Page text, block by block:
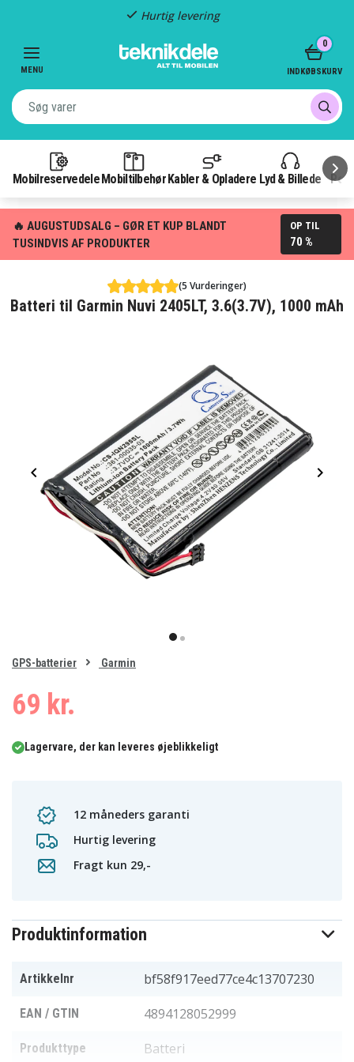
Hurtig levering
MENU
Mobilreservedele Mobiltilbehør Kabler & Opladere Lyd & Billede
0
INDKØBSKURV
🔥 AUGUSTUDSALG – GØR ET KUP BLANDT
TUSINDVIS AF PRODUKTER
OP TIL
70 %
(5 Vurderinger)
Batteri til Garmin Nuvi 2405LT, 3.6(3.7V), 1000 mAh
item
of
GPS-batterier Garmin
69 kr.
Lagervare, der kan leveres øjeblikkeligt
12 måneders garanti
Hurtig levering
Fragt kun 29,-
Produktinformation
Artikkelnr bf58f917eed77ce4c13707230
EAN / GTIN 4894128052999
Produkttype Batteri